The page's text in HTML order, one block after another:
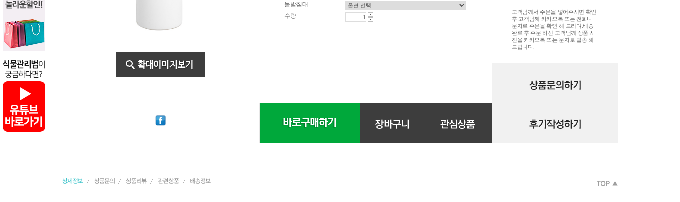
물받침대
수량
고객님께서 주문을 넣어주시면 확인
후 고객님께 카카오톡 또는 전화나
문자로 주문을 확인 해 드리며.배송
완료 후 주문 하신 고객님께 상품 사
진을 카카오톡 또는 문자로 발송 해
드립니다.